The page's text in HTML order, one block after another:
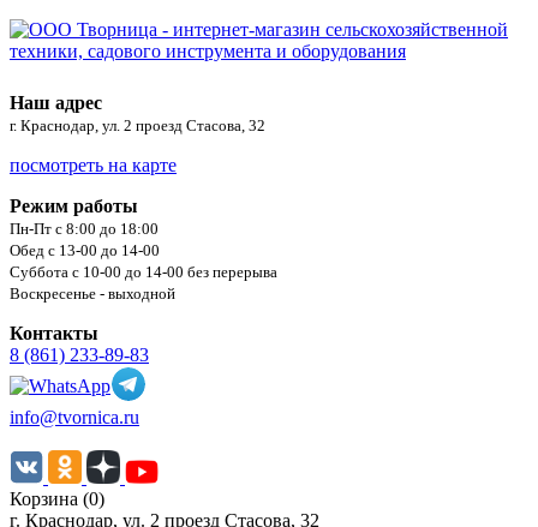
Наш адрес
г. Краснодар, ул. 2 проезд Стасова, 32
посмотреть на карте
Режим работы
Пн-Пт с 8:00 до 18:00
Обед с 13-00 до 14-00
Суббота с 10-00 до 14-00 без перерыва
Воскресенье - выходной
Контакты
8 (861) 233-89-83
info@tvornica.ru
Корзина (0)
г. Краснодар, ул. 2 проезд Стасова, 32